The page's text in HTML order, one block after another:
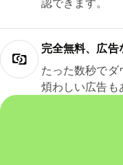
認できます。
完全無料、広告
たった数秒でダ
煩わしい広告も